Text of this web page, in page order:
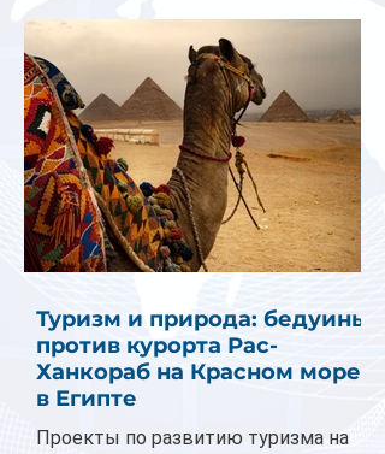
Туризм и природа: бедуины
против курорта Рас-
Ханкораб на Красном море
в Египте
Проекты по развитию туризма на